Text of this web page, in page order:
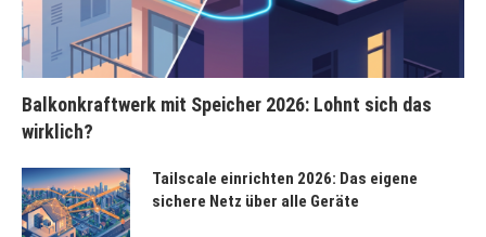
Balkonkraftwerk mit Speicher 2026: Lohnt sich das
wirklich?
Tailscale einrichten 2026: Das eigene
sichere Netz über alle Geräte